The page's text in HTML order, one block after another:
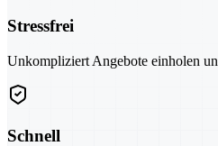
Stressfrei
Unkompliziert Angebote einholen
Schnell